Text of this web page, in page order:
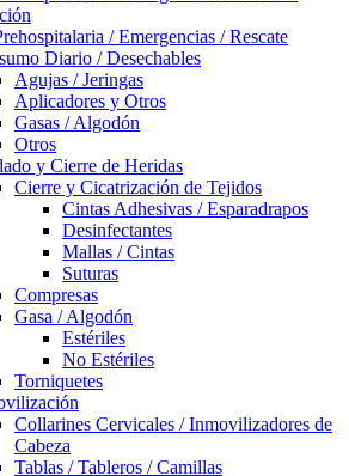
/ Emergencias / Rescate
Diario / Desechables
Agujas / Jeringas
Aplicadores y Otros
Gasas / Algodón
Otros
y Cierre de Heridas
Cierre y Cicatrización de Tejidos
Cintas Adhesivas / Esparadrapos
Desinfectantes
Mallas / Cintas
Suturas
Compresas
Gasa / Algodón
Estériles
No Estériles
Torniquetes
Collarines Cervicales / Inmovilizadores de
Cabeza
Tablas / Tableros / Camillas